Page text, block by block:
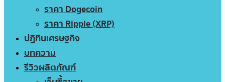
ราคา Dogecoin
ราคา Ripple (XRP)
ปฏิทินเศรษฐกิจ
บทความ
รีวิวผลิตภัณฑ์